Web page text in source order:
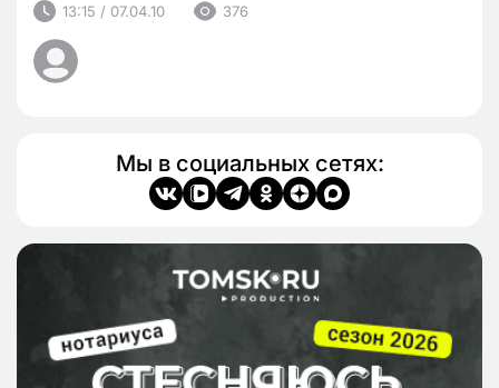
13:15 / 07.04.10 376
Мы в социальных сетях: